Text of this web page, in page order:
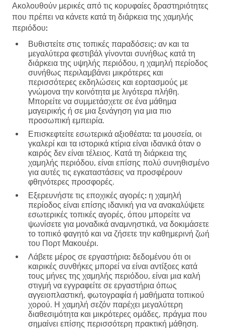
Ακολουθούν μερικές από τις κορυφαίες δραστηριότητες
που πρέπει να κάνετε κατά τη διάρκεια της χαμηλής
περιόδου:
Βυθιστείτε στις τοπικές παραδόσεις: αν και τα
μεγαλύτερα φεστιβάλ γίνονται συνήθως κατά τη
διάρκεια της υψηλής περιόδου, η χαμηλή περίοδος
συνήθως περιλαμβάνει μικρότερες και
περισσότερες εκδηλώσεις και εορτασμούς με
γνώμονα την κοινότητα με λιγότερα πλήθη.
Μπορείτε να συμμετάσχετε σε ένα μάθημα
μαγειρικής ή σε μια ξενάγηση για μια πιο
προσωπική εμπειρία.
Επισκεφτείτε εσωτερικά αξιοθέατα: τα μουσεία, οι
γκαλερί και τα ιστορικά κτίρια είναι ιδανικά όταν ο
καιρός δεν είναι τέλειος. Κατά τη διάρκεια της
χαμηλής περιόδου, είναι επίσης πολύ συνηθισμένο
για αυτές τις εγκαταστάσεις να προσφέρουν
φθηνότερες προσφορές.
Εξερευνήστε τις εποχικές αγορές: η χαμηλή
περίοδος είναι επίσης ιδανική για να ανακαλύψετε
εσωτερικές τοπικές αγορές, όπου μπορείτε να
ψωνίσετε για μοναδικά αναμνηστικά, να δοκιμάσετε
το τοπικό φαγητό και να ζήσετε την καθημερινή ζωή
του Πορτ Μακουέρι.
Λάβετε μέρος σε εργαστήρια: δεδομένου ότι οι
καιρικές συνθήκες μπορεί να είναι αντίξοες κατά
τους μήνες της χαμηλής περιόδου, είναι μια καλή
στιγμή να εγγραφείτε σε εργαστήρια όπως
αγγειοπλαστική, φωτογραφία ή μαθήματα τοπικού
χορού. Η χαμηλή σεζόν παρέχει μεγαλύτερη
διαθεσιμότητα και μικρότερες ομάδες, πράγμα που
σημαίνει επίσης περισσότερη πρακτική μάθηση.